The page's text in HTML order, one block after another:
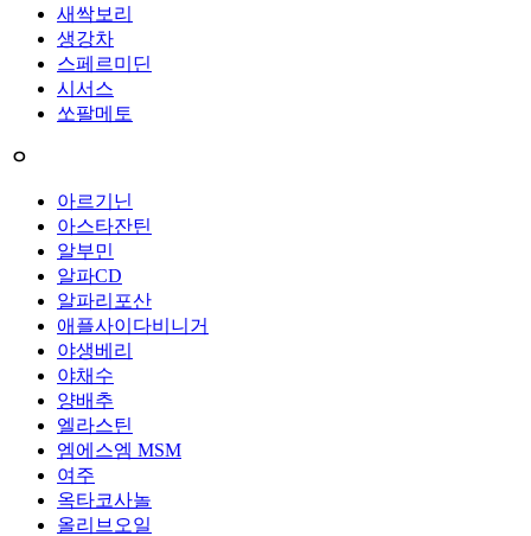
새싹보리
생강차
스페르미딘
시서스
쏘팔메토
ㅇ
아르기닌
아스타잔틴
알부민
알파CD
알파리포산
애플사이다비니거
야생베리
야채수
양배추
엘라스틴
엠에스엠 MSM
여주
옥타코사놀
올리브오일